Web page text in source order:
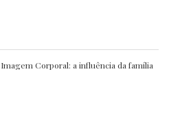
Imagem Corporal: a influência da família